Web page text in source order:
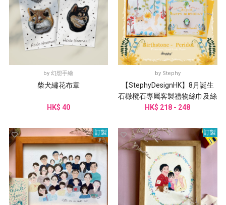
by幻想手繪
柴犬繡花布章
HK$ 40
by Stephy
【StephyDesignHK】8月誕生
石橄欖石專屬客製禮物絲巾及絲
巾扣套裝 生日禮盒
HK$ 218 - 248
訂製 訂製